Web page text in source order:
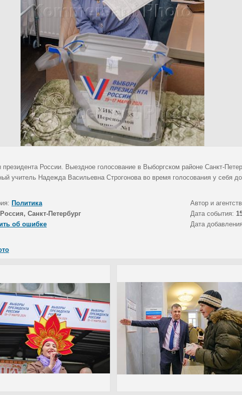
России. Выездное голосование в Выборгском районе Санкт-
учитель Надежда Васильевна Строгонова во время голосования у себя
Политика Автор и
Россия, Санкт-Петербург Дата события:
об ошибке
Дата